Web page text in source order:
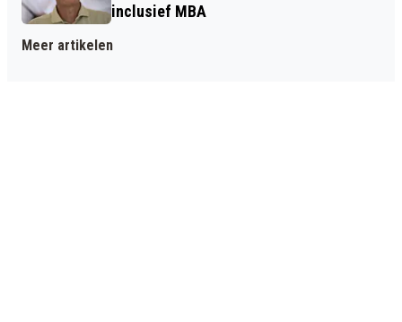
inclusief MBA
Meer artikelen